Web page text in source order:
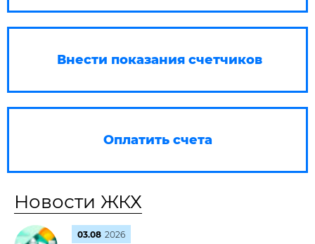
Внести показания счетчиков
Оплатить счета
Новости ЖКХ
03.08 2026